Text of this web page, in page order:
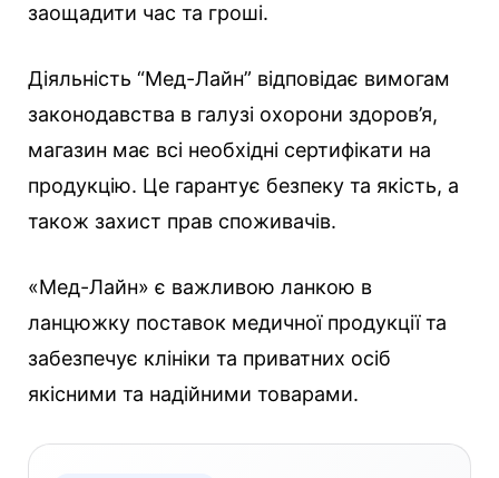
заощадити час та гроші.
Діяльність “Мед-Лайн” відповідає вимогам
законодавства в галузі охорони здоров’я,
магазин має всі необхідні сертифікати на
продукцію. Це гарантує безпеку та якість, а
також захист прав споживачів.
«Мед-Лайн» є важливою ланкою в
ланцюжку поставок медичної продукції та
забезпечує клініки та приватних осіб
якісними та надійними товарами.